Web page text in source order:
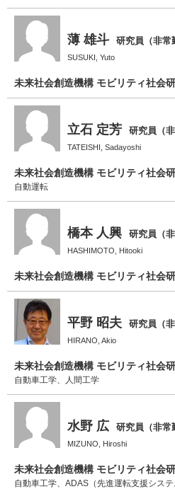
薄 雄斗 研究員（非常
SUSUKI, Yuto
未来社会創造機構 モビリティ社会
立石 定芳 研究員（非
TATEISHI, Sadayoshi
未来社会創造機構 モビリティ社会
自動運転
橋本 人興 研究員（非
HASHIMOTO, Hitooki
未来社会創造機構 モビリティ社会
平野 昭夫 研究員（非
HIRANO, Akio
未来社会創造機構 モビリティ社会
自動車工学、人間工学
水野 広 研究員（非常
MIZUNO, Hiroshi
未来社会創造機構 モビリティ社会
自動車工学、ADAS（先進運転支援シス